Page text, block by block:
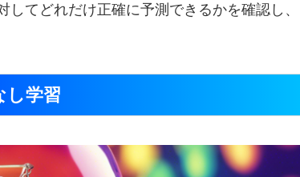
てどれだけ正確に予測できるかを確認し、
し学習